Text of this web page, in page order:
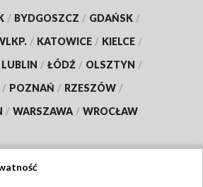
/ BYDGOSZCZ / GDAŃSK /
/ KATOWICE / KIELCE /
LUBLIN / ŁÓDŹ / OLSZTYN /
/ POZNAŃ / RZESZÓW /
/ WARSZAWA / WROCŁAW